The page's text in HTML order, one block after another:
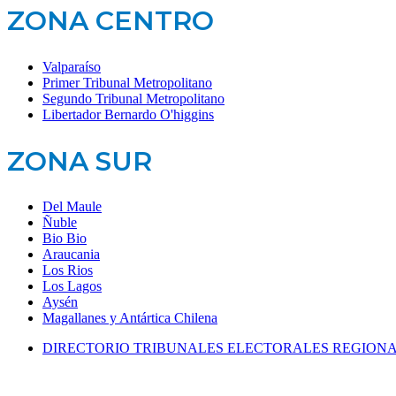
ZONA CENTRO
Valparaíso
Primer Tribunal Metropolitano
Segundo Tribunal Metropolitano
Libertador Bernardo O'higgins
ZONA SUR
Del Maule
Ñuble
Bio Bio
Araucania
Los Rios
Los Lagos
Aysén
Magallanes y Antártica Chilena
DIRECTORIO TRIBUNALES ELECTORALES